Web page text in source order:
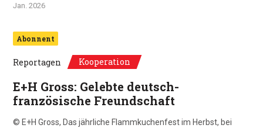
Jan. 2026
Abonnent
Reportagen Kooperation
E+H Gross: Gelebte deutsch-
französische Freundschaft
© E+H Gross, Das jährliche Flammkuchenfest im Herbst, bei